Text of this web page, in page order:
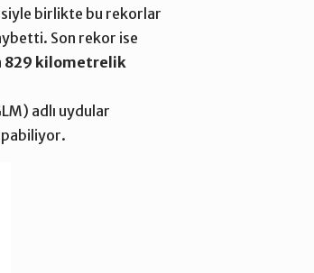
birlikte bu rekorlar
Son rekor ise
829 kilometrelik
adlı uydular